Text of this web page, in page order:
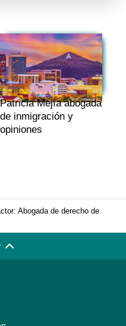
Patricia Mejía abogada
de inmigración y
opiniones
Abogada de derecho de